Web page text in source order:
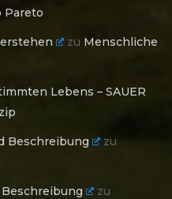
Pareto
zu Menschliche
Lebens – SAUER
Beschreibung
zu
zu